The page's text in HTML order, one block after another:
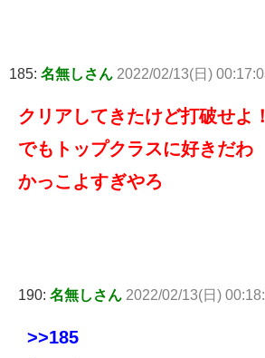
185: 名無しさん 2022/02/13(日)
クリアしてきたけど打破せよ
でもトップクラスに好きだわ
かっこよすぎやろ
190: 名無しさん 2022/02/13(日)
>>185